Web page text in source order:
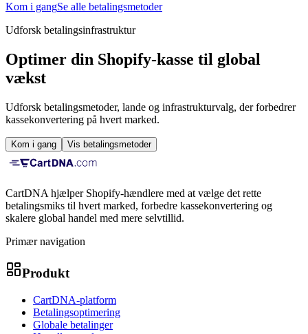
Kom i gangSe alle betalingsmetoder
Udforsk betalingsinfrastruktur
Optimer din Shopify-kasse til global
vækst
Udforsk betalingsmetoder, lande og infrastrukturvalg, der forbedrer
kassekonvertering på hvert marked.
Kom i gang Vis betalingsmetoder
CartDNA hjælper Shopify-hændlere med at vælge det rette
betalingsmiks til hvert marked, forbedre kassekonvertering og
skalere global handel med mere selvtillid.
Primær navigation
Produkt
CartDNA-platform
Betalingsoptimering
Globale betalinger